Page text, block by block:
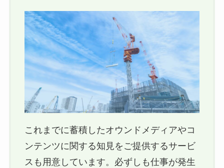
これまでに蓄積したオウンドメディアやコ
ンテンツに関する知見をご提供するサービ
スも用意しています。必ずしも仕事が発生